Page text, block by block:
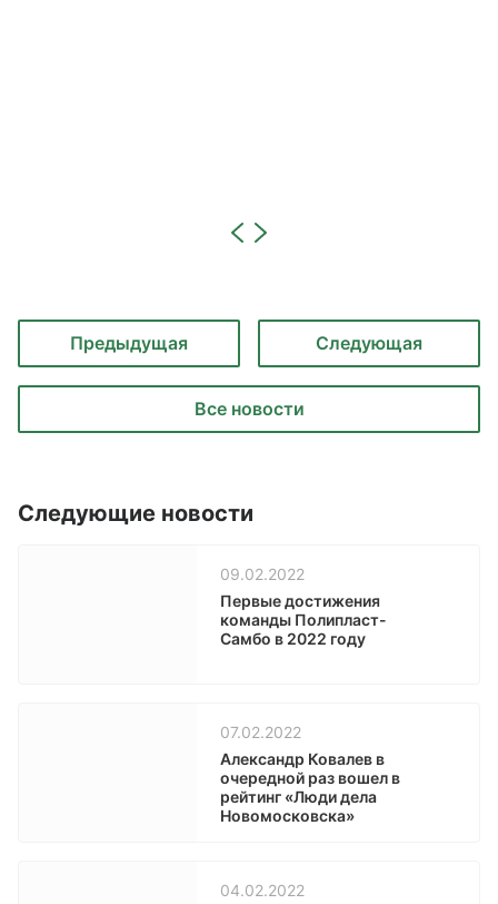
Предыдущая Следующая
Все новости
Следующие новости
09.02.2022
Первые достижения
команды Полипласт-
Самбо в 2022 году
07.02.2022
Александр Ковалев в
очередной раз вошел в
рейтинг «Люди дела
Новомосковска»
04.02.2022